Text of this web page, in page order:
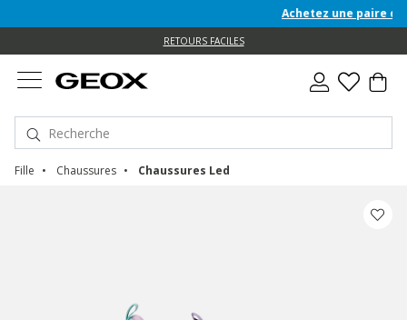
Achetez une paire de
RETOURS FACILES
Fille Chaussures Chaussures Led